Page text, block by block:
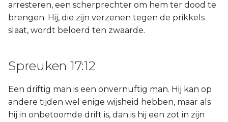
arresteren, een scherprechter om hem ter dood te
brengen. Hij, die zijn verzenen tegen de prikkels
slaat, wordt beloerd ten zwaarde.
Spreuken 17:12
Een driftig man is een onvernuftig man. Hij kan op
andere tijden wel enige wijsheid hebben, maar als
hij in onbetoomde drift is, dan is hij een zot in zijn